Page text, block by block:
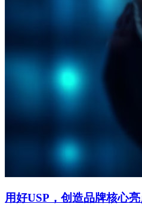
用好USP，创造品牌核心亮